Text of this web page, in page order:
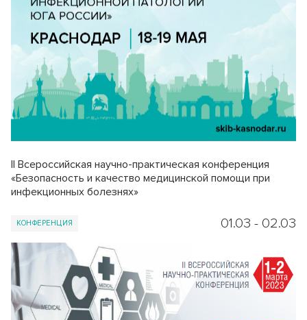
II Всероссийская научно-практическая конференция
«Безопасность и качество медицинской помощи при
инфекционных болезнях»
КОНФЕРЕНЦИЯ 01.03 - 02.03